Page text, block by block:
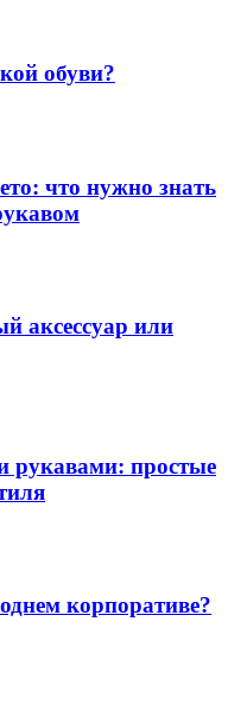
обуви?
что нужно знать
аксессуар или
рукавами: простые
корпоративе?